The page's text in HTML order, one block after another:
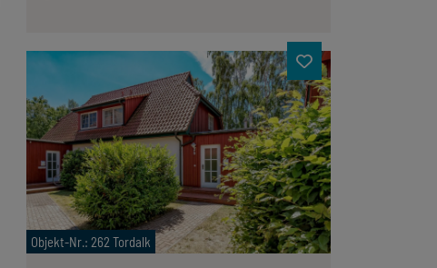
Objekt-Nr.: 262 Tordalk